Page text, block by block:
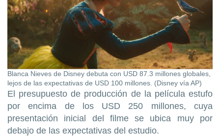
Blanca Nieves de Disney debuta con USD 87.3 millones globales,
lejos de las expectativas de USD 100 millones. (Disney vía AP)
El presupuesto de producción de la película estufo
por encima de los USD 250 millones, cuya
presentación inicial del filme se ubica muy por
debajo de las expectativas del estudio.